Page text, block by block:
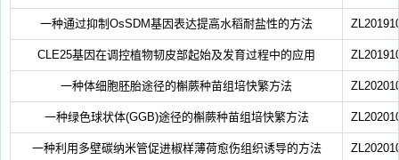
一种通过抑制OsSDM基因表达提高水稻耐盐性的方法
CLE25基因在调控植物韧皮部起始及发育过程中的应用
一种体细胞胚胎途径的槲蕨种苗组培快繁方法
一种绿色球状体(GGB)途径的槲蕨种苗组培快繁方法
一种利用多壁碳纳米管促进椒样薄荷愈伤组织诱导的方法